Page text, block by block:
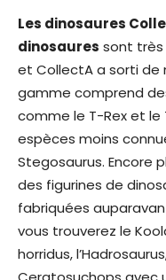
Les dinosaures
dinosaures sont très
et CollectA a sorti de
gamme comprend
comme le T-Rex et le
espèces moins
Stegosaurus. Encore
des figurines de
fabriquées
vous trouverez le
horridus,